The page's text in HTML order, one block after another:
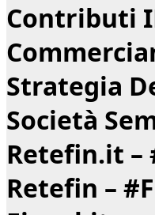
Contributi
Strategia
Società
Retefin.it –
Retefin –